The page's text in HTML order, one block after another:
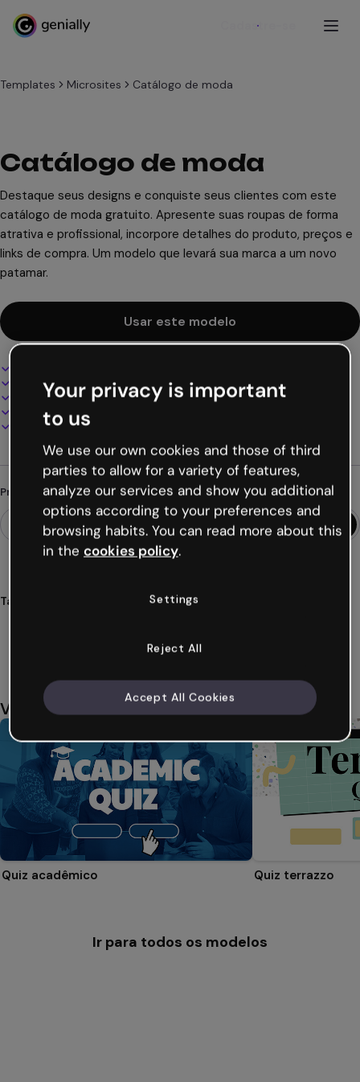
Cadastre-se
Templates Microsites Catálogo de moda
Catálogo de moda
Destaque seus designs e conquiste seus clientes com este
catálogo de moda gratuito. Apresente suas roupas de forma
atrativa e profissional, incorpore detalhes do produto, preços e
links de compra. Um modelo que levará sua marca a um novo
patamar.
Usar este modelo
100% personalizável
Adicione áudio, vídeo e multimídia
Apresente, compartilhe ou publique online
Baixe em PDF, MP4 e outros formatos
Procurando algo diferente?
Tags
Você também pode gostar
Quiz acadêmico Quiz terrazzo
Ir para todos os modelos
Your privacy is important
to us
We use our own cookies and those of third
parties to allow for a variety of features,
analyze our services and show you additional
options according to your preferences and
browsing habits. You can read more about this
in the cookies policy.
Settings
Reject All
Accept All Cookies